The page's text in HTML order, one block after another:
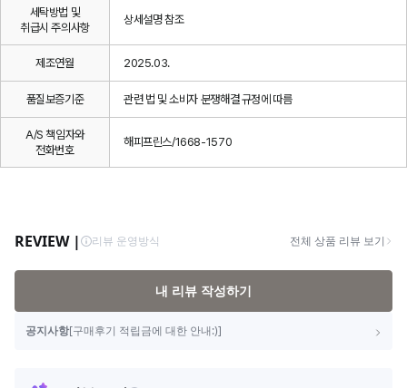
세탁방법 및
취급시 주의사항
상세설명 참조
제조연월 2025.03.
품질보증기준 관련 법 및 소비자 분쟁해결 규정에 따름
A/S 책임자와
전화번호
해피프린스/1668-1570